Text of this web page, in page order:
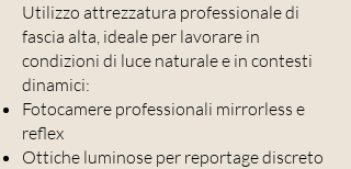
Utilizzo attrezzatura professionale di
fascia alta, ideale per lavorare in
condizioni di luce naturale e in contesti
dinamici:
Fotocamere professionali mirrorless e
reflex
Ottiche luminose per reportage discreto